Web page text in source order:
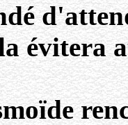
évitera